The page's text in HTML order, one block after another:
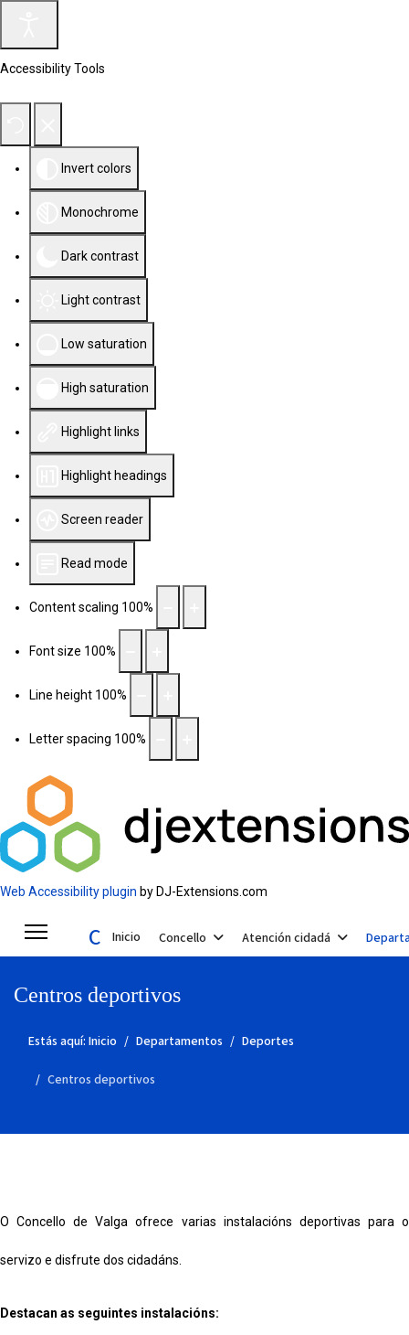
Accessibility Tools
Invert colors
Monochrome
Dark contrast
Light contrast
Low saturation
High saturation
Highlight links
Highlight headings
Screen reader
Read mode
Content scaling 100%
Font size 100%
Line height 100%
Letter spacing 100%
Web Accessibility plugin by DJ-Extensions.com
Concello de Valga
Inicio Concello Atención cidadá
Centros deportivos
Estás aquí: Inicio Departamentos Deportes
Centros deportivos
O Concello de Valga ofrece varias instalacións deportivas para o
servizo e disfrute dos cidadáns.
Destacan as seguintes instalacións: